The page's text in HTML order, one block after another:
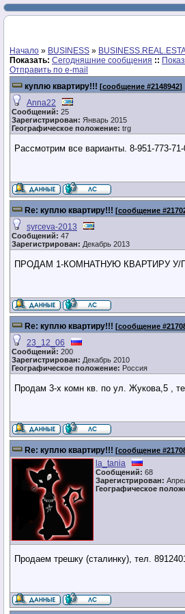
Начало » BUSINESS »
Показать: Сегодняшние сообщения ::
Отправить по e-mail
куплю квартиру!!! [сообщение #2148942]
Anna22
Сообщений: 25
Зарегистрирован: Январь 2015
Географическое положение: trg
Рассмотрим все варианты. 8-951-773-
Re: куплю квартиру!!! [сообщение
syrceva-2013
Сообщений: 47
Зарегистрирован: Декабрь 2013
ПРОДАМ 1-КОМНАТНУЮ КВАРТИРУ У/
Re: куплю квартиру!!! [сообщение
23_12_06
Сообщений: 200
Зарегистрирован: Декабрь 2010
Географическое положение: Россия
Продам 3-х комн кв. по ул. Жукова,5 ,
Re: куплю квартиру!!! [сообщение
la_tania
Сообщений: 68
Зарегистрирован:
Географическое
Продаем трешку (сталинку), тел.